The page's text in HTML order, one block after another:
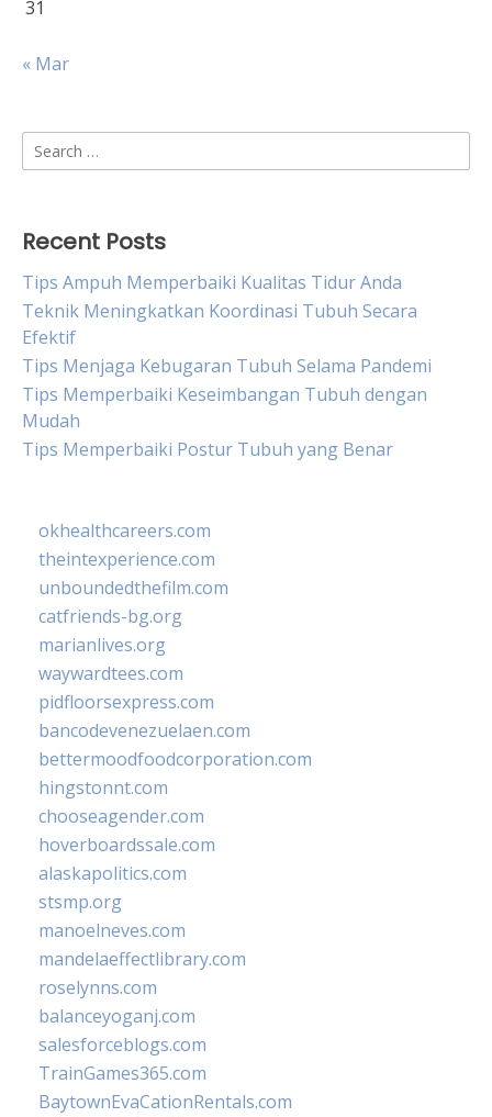
31
« Mar
Search
for:
Recent Posts
Tips Ampuh Memperbaiki Kualitas Tidur Anda
Teknik Meningkatkan Koordinasi Tubuh Secara
Efektif
Tips Menjaga Kebugaran Tubuh Selama Pandemi
Tips Memperbaiki Keseimbangan Tubuh dengan
Mudah
Tips Memperbaiki Postur Tubuh yang Benar
okhealthcareers.com
theintexperience.com
unboundedthefilm.com
catfriends-bg.org
marianlives.org
waywardtees.com
pidfloorsexpress.com
bancodevenezuelaen.com
bettermoodfoodcorporation.com
hingstonnt.com
chooseagender.com
hoverboardssale.com
alaskapolitics.com
stsmp.org
manoelneves.com
mandelaeffectlibrary.com
roselynns.com
balanceyoganj.com
salesforceblogs.com
TrainGames365.com
BaytownEvaCationRentals.com